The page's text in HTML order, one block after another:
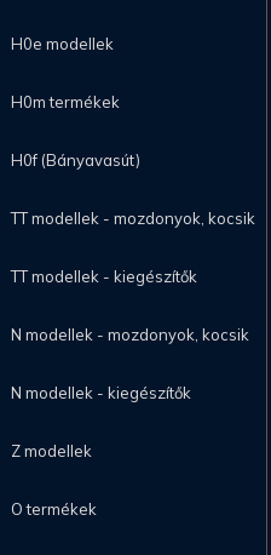
H0e modellek
H0m termékek
H0f (Bányavasút)
TT modellek - mozdonyok, kocsik
TT modellek - kiegészítők
N modellek - mozdonyok, kocsik
N modellek - kiegészítők
Z modellek
O termékek